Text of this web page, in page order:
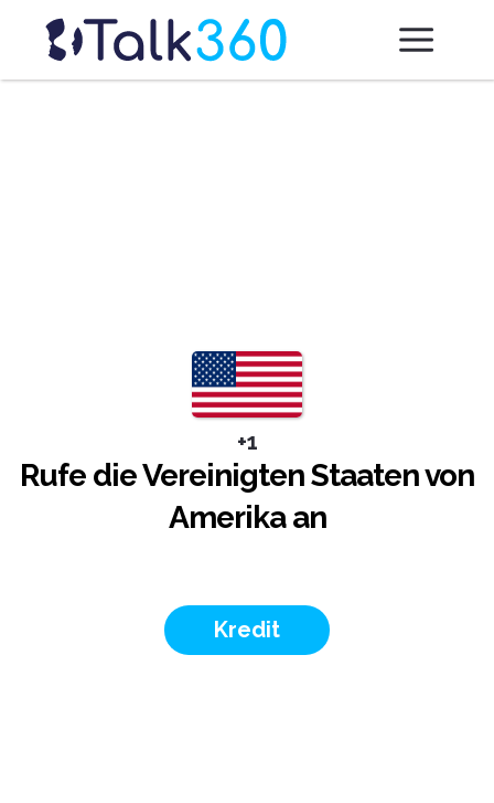
+1
Rufe die Vereinigten Staaten von
Amerika an
Kredit